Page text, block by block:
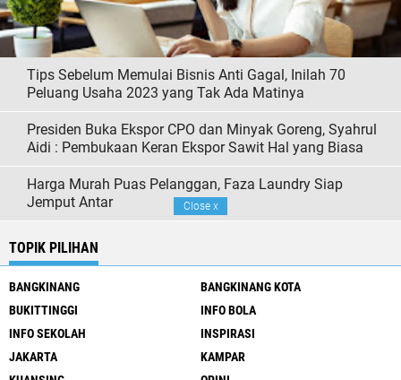
Tips Sebelum Memulai Bisnis Anti Gagal, Inilah 70
Peluang Usaha 2023 yang Tak Ada Matinya
Presiden Buka Ekspor CPO dan Minyak Goreng, Syahrul
Aidi : Pembukaan Keran Ekspor Sawit Hal yang Biasa
Harga Murah Puas Pelanggan, Faza Laundry Siap
Jemput Antar
TOPIK PILIHAN
BANGKINANG
BANGKINANG KOTA
BUKITTINGGI
INFO BOLA
INFO SEKOLAH
INSPIRASI
JAKARTA
KAMPAR
Close x